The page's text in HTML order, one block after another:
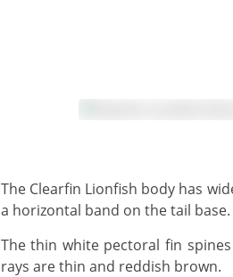
The Clearfin Lionfish body has wide brown to reddish brown bars with white bars between them. Two white lines make
a horizontal band on the tail base.
The thin white pectoral fin spines are quite long compared to other species and have no markings. The pectoral fin
rays are thin and reddish brown.